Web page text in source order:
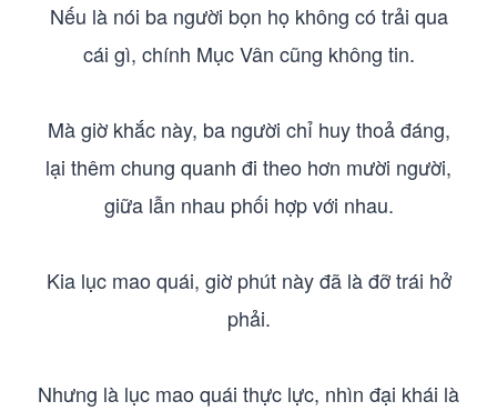
Nếu là nói ba người bọn họ không có trải qua
cái gì, chính Mục Vân cũng không tin.
Mà giờ khắc này, ba người chỉ huy thoả đáng,
lại thêm chung quanh đi theo hơn mười người,
giữa lẫn nhau phối hợp với nhau.
Kia lục mao quái, giờ phút này đã là đỡ trái hở
phải.
Nhưng là lục mao quái thực lực, nhìn đại khái là